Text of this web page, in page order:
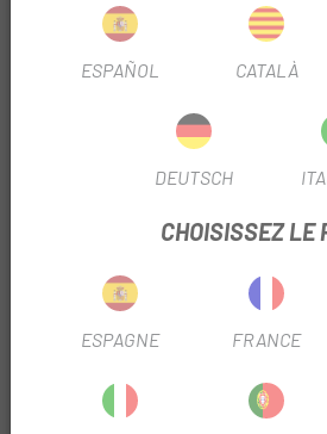
Protection maximale contre l'usure
TRUSTED SHOPS REVIEWS
PRODUITS SIMILAIRES
ESPAÑOL CATALÀ
DEUTSCH
CHOISISSEZ LE
ESPAGNE FRANCE